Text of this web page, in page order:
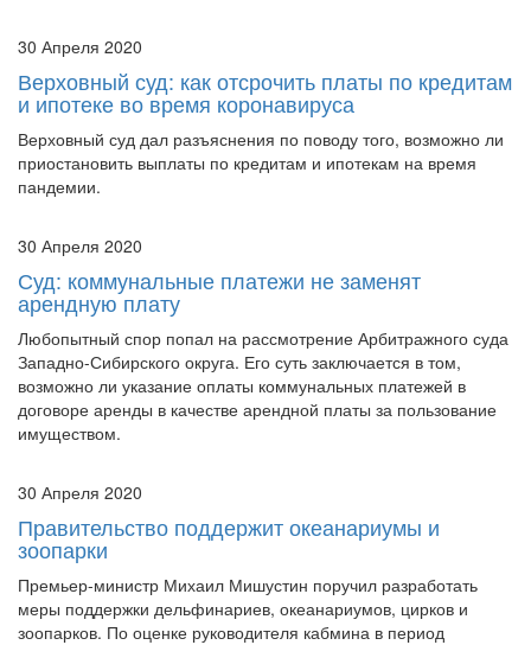
30 Апреля 2020
Верховный суд: как отсрочить платы по кредитам
и ипотеке во время коронавируса
Верховный суд дал разъяснения по поводу того, возможно ли
приостановить выплаты по кредитам и ипотекам на время
пандемии.
30 Апреля 2020
Суд: коммунальные платежи не заменят
арендную плату
Любопытный спор попал на рассмотрение Арбитражного суда
Западно-Сибирского округа. Его суть заключается в том,
возможно ли указание оплаты коммунальных платежей в
договоре аренды в качестве арендной платы за пользование
имуществом.
30 Апреля 2020
Правительство поддержит океанариумы и
зоопарки
Премьер-министр Михаил Мишустин поручил разработать
меры поддержки дельфинариев, океанариумов, цирков и
зоопарков. По оценке руководителя кабмина в период